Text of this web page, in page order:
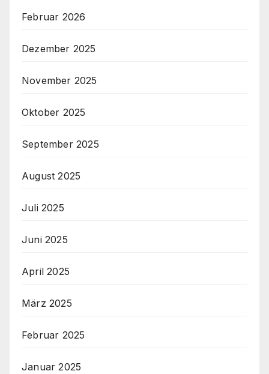
Februar 2026
Dezember 2025
November 2025
Oktober 2025
September 2025
August 2025
Juli 2025
Juni 2025
April 2025
März 2025
Februar 2025
Januar 2025